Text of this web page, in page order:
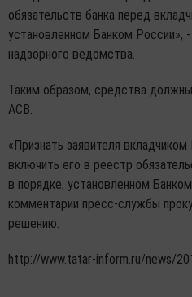
обязательств банка перед
установленном Банком России»,
надзорного ведомства.
Таким образом, средства
АСВ.
«Признать заявителя
включить его в реестр
в порядке, установленном
комментарии пресс-службы
решению.
http://www.tatar-inform.ru/news/